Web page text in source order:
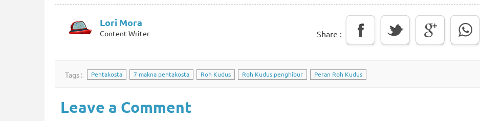
Lori Mora
Content Writer Share :
Tags : Pentakosta 7 makna pentakosta Roh Kudus Roh Kudus penghibur Peran Roh Kudus
Leave a Comment